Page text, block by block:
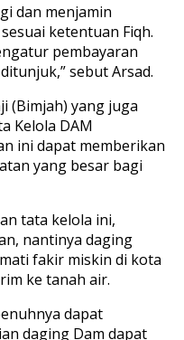
dan menjamin
ketentuan Fiqh.
pembayaran
sebut Arsad.
(Bimjah) yang juga
Kelola DAM
ini dapat memberikan
yang besar bagi
tata kelola ini,
nantinya daging
fakir miskin di kota
ke tanah air.
dapat
daging Dam dapat